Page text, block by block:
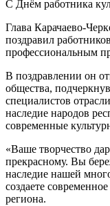
С Днём работника
Глава Карачаево-
поздравил
профессиональным
В поздравлении он
общества,
специалистов
наследие народов
современные
«Ваше творчество
прекрасному. Вы
наследие нашей
создаете
региона.